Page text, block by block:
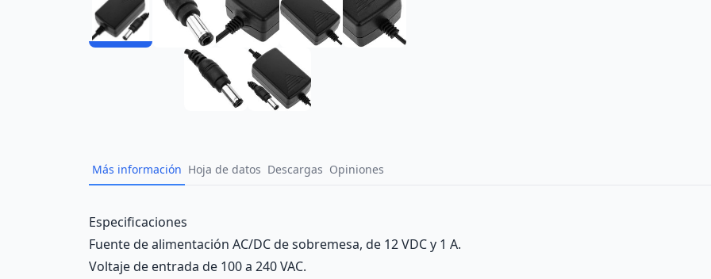
Más información Hoja de datos Descargas Opiniones
Description
Especificaciones
Fuente de alimentación AC/DC de sobremesa, de 12 VDC y 1 A.
Voltaje de entrada de 100 a 240 VAC.